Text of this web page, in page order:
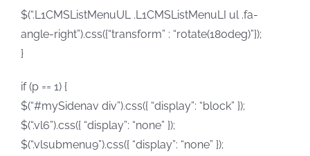
$(“.L1CMSListMenuUL .L1CMSListMenuLI ul .fa-
angle-right”).css({“transform” : “rotate(180deg)”});
}
if (p == 1) {
$(“#mySidenav div”).css({ “display”: “block” });
$(“.vl6”).css({ “display”: “none” });
$(“.vlsubmenu9”).css({ “display”: “none” });